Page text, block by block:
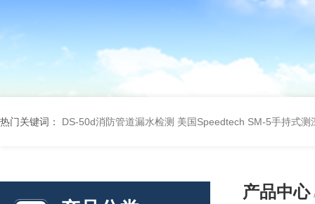
热门关键词： DS-50d消防管道漏水检测 美国Speedtech SM-5手持式测
产品中心